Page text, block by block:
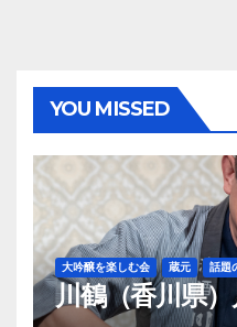
YOU MISSED
大吟醸を楽しむ会 蔵元 話題
川鶴（香川県